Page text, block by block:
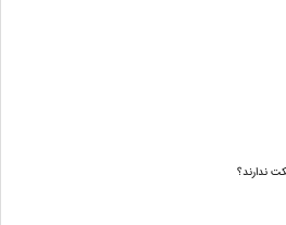
ندارند؟